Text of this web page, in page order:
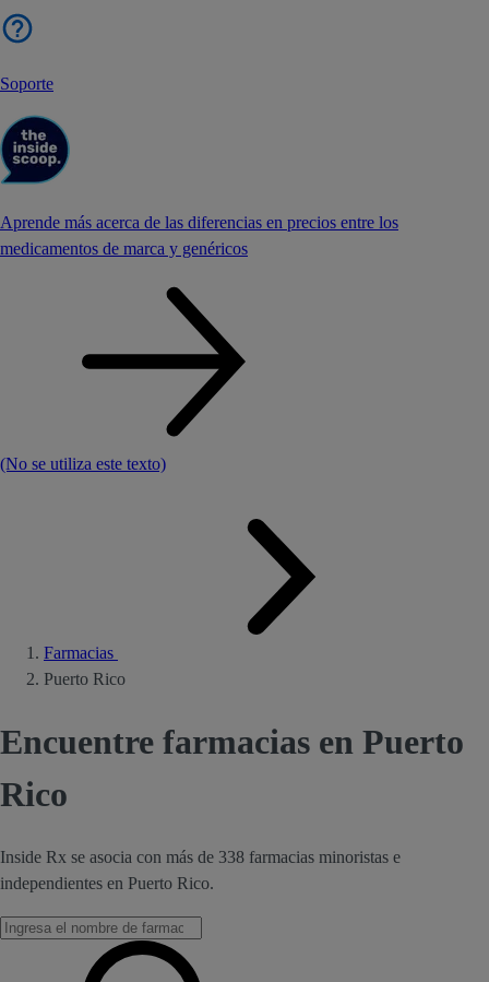
Soporte
Aprende más acerca de las diferencias en precios entre los
medicamentos de marca y genéricos
(No se utiliza este texto)
Farmacias
Puerto Rico
Encuentre farmacias en Puerto
Rico
Inside Rx se asocia con más de 338 farmacias minoristas e
independientes en Puerto Rico.